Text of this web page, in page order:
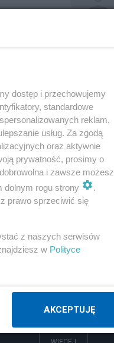
Wypadki
dostęp i przechowujemy
standardowe
reklam,
usług. Za zgodą
oraz aktywnie
prywatność, prosimy o
i zawsze możesz
dolnym rogu strony
.
prawo sprzeciwić się
z naszych serwisów
w Polityce
AKCEPTUJĘ